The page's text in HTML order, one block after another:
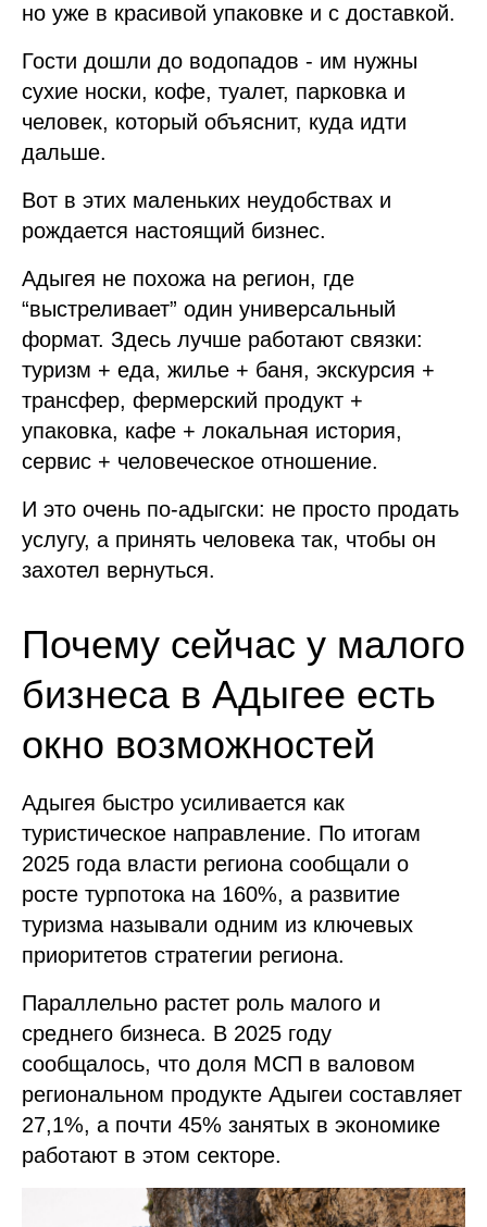
но уже в красивой упаковке и с доставкой.
Гости дошли до водопадов - им нужны
сухие носки, кофе, туалет, парковка и
человек, который объяснит, куда идти
дальше.
Вот в этих маленьких неудобствах и
рождается настоящий бизнес.
Адыгея не похожа на регион, где
“выстреливает” один универсальный
формат. Здесь лучше работают связки:
туризм + еда, жилье + баня, экскурсия +
трансфер, фермерский продукт +
упаковка, кафе + локальная история,
сервис + человеческое отношение.
И это очень по-адыгски: не просто продать
услугу, а принять человека так, чтобы он
захотел вернуться.
Почему сейчас у малого
бизнеса в Адыгее есть
окно возможностей
Адыгея быстро усиливается как
туристическое направление. По итогам
2025 года власти региона сообщали о
росте турпотока на 160%, а развитие
туризма называли одним из ключевых
приоритетов стратегии региона.
Параллельно растет роль малого и
среднего бизнеса. В 2025 году
сообщалось, что доля МСП в валовом
региональном продукте Адыгеи составляет
27,1%, а почти 45% занятых в экономике
работают в этом секторе.